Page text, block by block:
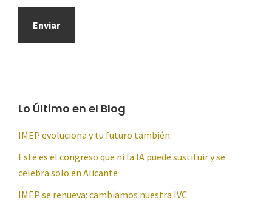
Lo Último en el Blog
IMEP evoluciona y tu futuro también.
Este es el congreso que ni la IA puede sustituir y se
celebra solo en Alicante
IMEP se renueva: cambiamos nuestra IVC